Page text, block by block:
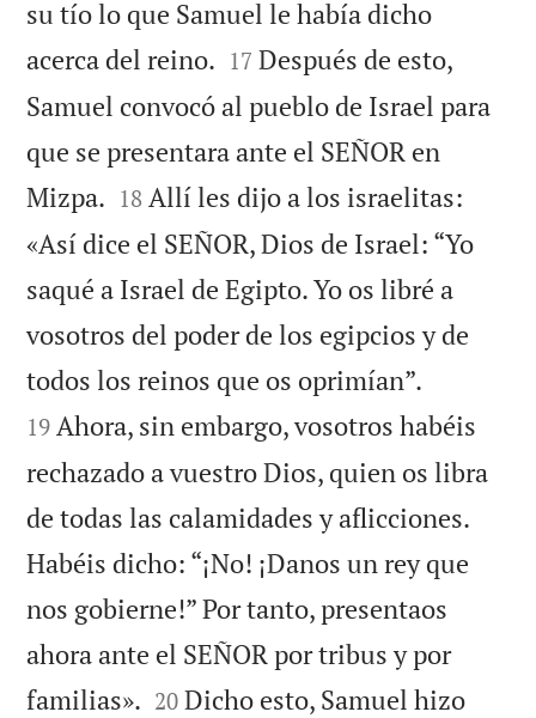
su tío lo que Samuel le había dicho
acerca del reino. 

17 Después de esto,
Samuel convocó al pueblo de Israel para
que se presentara ante el SEÑOR en
Mizpa. 

18 Allí les dijo a los israelitas:
«Así dice el SEÑOR, Dios de Israel: “Yo
saqué a Israel de Egipto. Yo os libré a
vosotros del poder de los egipcios y de
todos los reinos que os oprimían”.
19 Ahora, sin embargo, vosotros habéis
rechazado a vuestro Dios, quien os libra
de todas las calamidades y aflicciones.
Habéis dicho: “¡No! ¡Danos un rey que
nos gobierne!” Por tanto, presentaos
ahora ante el SEÑOR por tribus y por
familias». 

20 Dicho esto, Samuel hizo